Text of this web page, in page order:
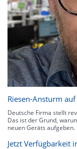
Riesen-Ansturm
Deutsche Firma stellt
Das ist der Grund,
neuen Geräts aufgeben.
Jetzt Verfügbarkeit